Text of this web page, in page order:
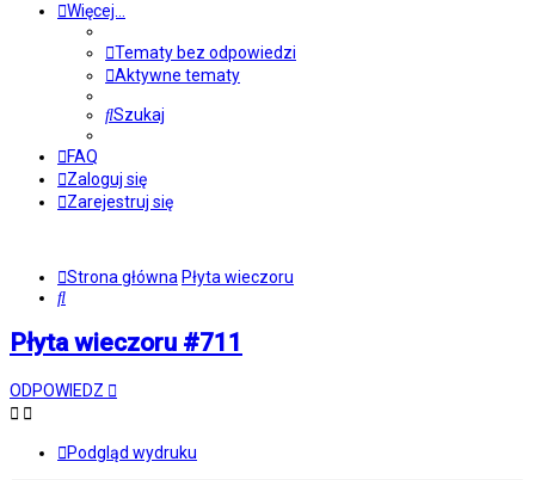
Więcej…
Tematy bez odpowiedzi
Aktywne tematy
Szukaj
FAQ
Zaloguj się
Zarejestruj się
Strona główna Płyta wieczoru
Szukaj
Płyta wieczoru #711
ODPOWIEDZ
Podgląd wydruku